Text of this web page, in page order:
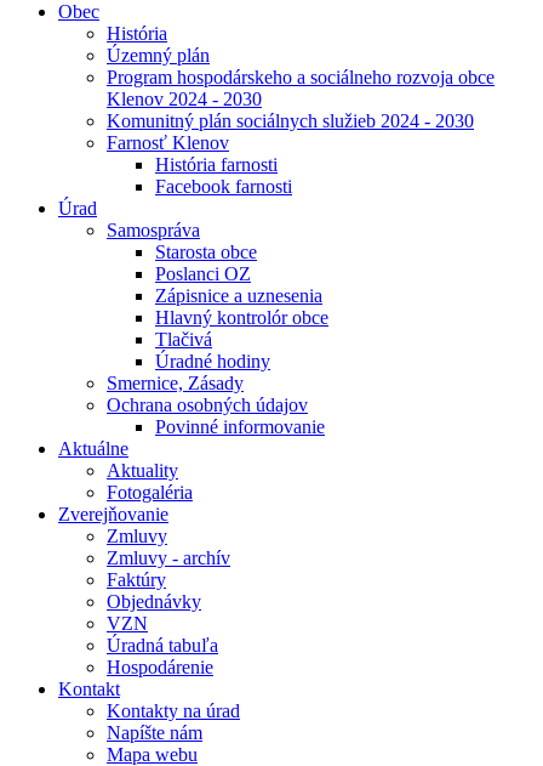
Obec
História
Územný plán
Program hospodárskeho a sociálneho rozvoja obce
Klenov 2024 - 2030
Komunitný plán sociálnych služieb 2024 - 2030
Farnosť Klenov
História farnosti
Facebook farnosti
Úrad
Samospráva
Starosta obce
Poslanci OZ
Zápisnice a uznesenia
Hlavný kontrolór obce
Tlačivá
Úradné hodiny
Smernice, Zásady
Ochrana osobných údajov
Povinné informovanie
Aktuálne
Aktuality
Fotogaléria
Zverejňovanie
Zmluvy
Zmluvy - archív
Faktúry
Objednávky
VZN
Úradná tabuľa
Hospodárenie
Kontakt
Kontakty na úrad
Napíšte nám
Mapa webu